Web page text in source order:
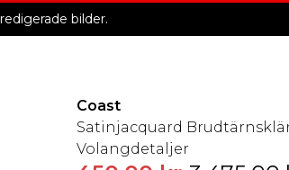
bilder.
Coast
Satinjacquard
Volangdetaljer